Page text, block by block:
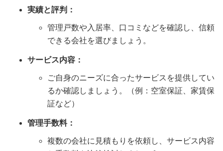
実績と評判：
管理戸数や入居率、口コミなどを確認し、信頼
できる会社を選びましょう。
サービス内容：
ご自身のニーズに合ったサービスを提供してい
るか確認しましょう。（例：空室保証、家賃保
証など）
管理手数料：
複数の会社に見積もりを依頼し、サービス内容